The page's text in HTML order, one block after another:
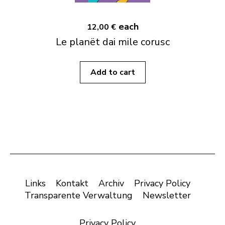
12,00 € each
Le planët dai mile corusc
Add to cart
Links Kontakt Archiv
Privacy Policy
Transparente Verwaltung
Newsletter